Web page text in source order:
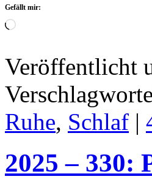
Gefällt mir:
Wird
Veröffentlicht
Ruhe, Schlaf |
2025 – 330: